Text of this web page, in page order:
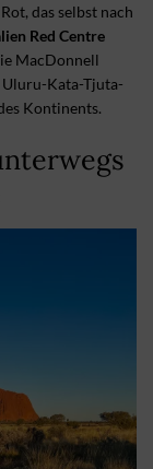
das selbst nach
Red Centre
MacDonnell
Uluru-Kata-Tjuta-
Kontinents.